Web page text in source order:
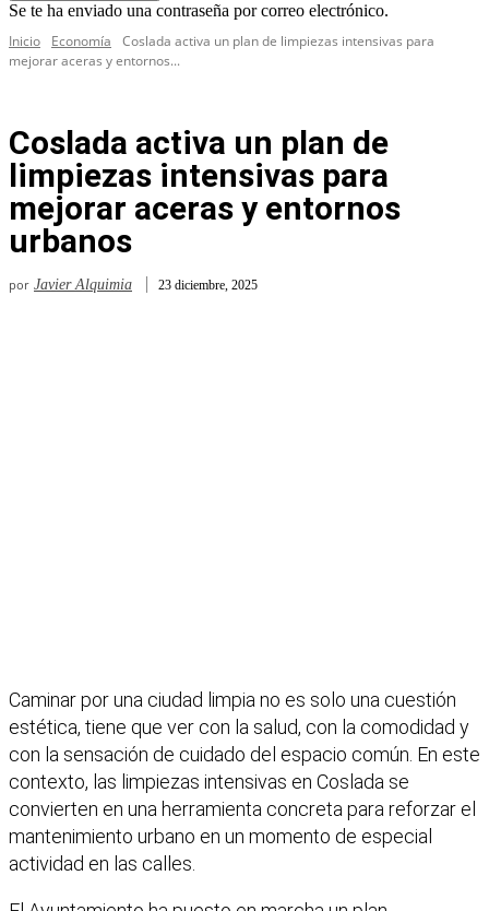
Se te ha enviado una contraseña por correo electrónico.
Inicio
Economía
Coslada activa un plan de limpiezas intensivas para
mejorar aceras y entornos...
Coslada activa un plan de
limpiezas intensivas para
mejorar aceras y entornos
urbanos
por Javier Alquimia 23 diciembre, 2025
Caminar por una ciudad limpia no es solo una cuestión
estética, tiene que ver con la salud, con la comodidad y
con la sensación de cuidado del espacio común. En este
contexto, las limpiezas intensivas en Coslada se
convierten en una herramienta concreta para reforzar el
mantenimiento urbano en un momento de especial
actividad en las calles.